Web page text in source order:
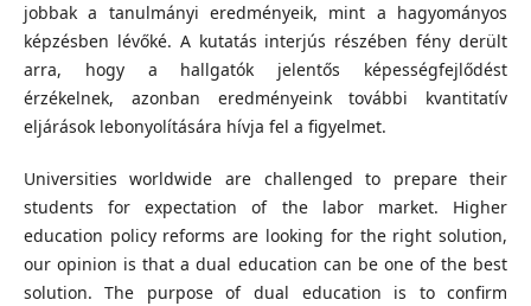
jobbak a tanulmányi eredményeik, mint a hagyományos
képzésben lévőké. A kutatás interjús részében fény derült
arra, hogy a hallgatók jelentős képességfejlődést
érzékelnek, azonban eredményeink további kvantitatív
eljárások lebonyolítására hívja fel a figyelmet.
Universities worldwide are challenged to prepare their
students for expectation of the labor market. Higher
education policy reforms are looking for the right solution,
our opinion is that a dual education can be one of the best
solution. The purpose of dual education is to confirm